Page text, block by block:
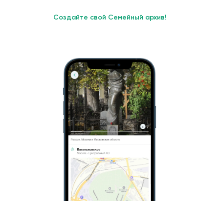
Создайте свой Семейный архив!